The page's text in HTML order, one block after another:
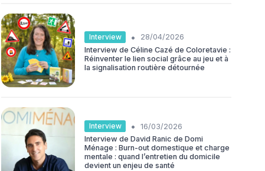
Interview •
28/04/2026
Interview de Céline Cazé de Coloretavie :
Réinventer le lien social grâce au jeu et à
la signalisation routière détournée
Interview •
16/03/2026
Interview de David Ranic de Domi
Ménage : Burn-out domestique et charge
mentale : quand l’entretien du domicile
devient un enjeu de santé